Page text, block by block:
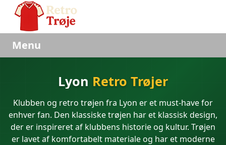
Menu
Lyon Retro Trøjer
Klubben og retro trøjen fra Lyon er et must-have for
enhver fan. Den klassiske trøjen har et klassisk design,
der er inspireret af klubbens historie og kultur. Trøjen
er lavet af komfortabelt materiale og har et moderne